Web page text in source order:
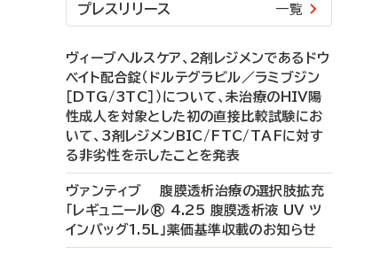
プレスリリース 一覧
ヴィーブヘルスケア、2剤レジメンであるドウ
ベイト配合錠（ドルテグラビル／ラミブジン
［DTG/3TC］）について、未治療のHIV陽
性成人を対象とした初の直接比較試験にお
いて、3剤レジメンBIC/FTC/TAFに対す
る非劣性を示したことを発表
ヴァンティブ 腹膜透析治療の選択肢拡充
「レギュニール® 4.25 腹膜透析液 UV ツ
インバッグ1.5L」薬価基準収載のお知らせ